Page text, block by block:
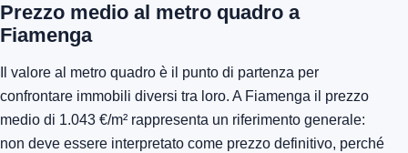
Prezzo medio al metro quadro a
Fiamenga
Il valore al metro quadro è il punto di partenza per
confrontare immobili diversi tra loro. A Fiamenga il prezzo
medio di 1.043 €/m² rappresenta un riferimento generale:
non deve essere interpretato come prezzo definitivo, perché